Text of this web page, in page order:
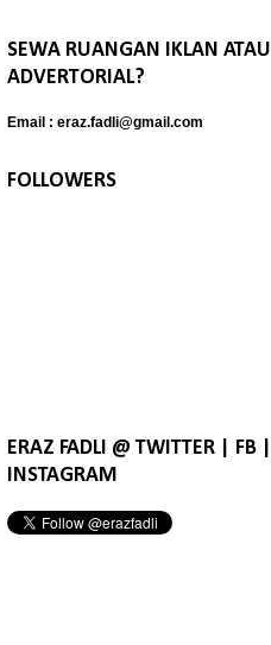
SEWA RUANGAN IKLAN ATAU
ADVERTORIAL?
Email : eraz.fadli@gmail.com
FOLLOWERS
ERAZ FADLI @ TWITTER | FB |
INSTAGRAM